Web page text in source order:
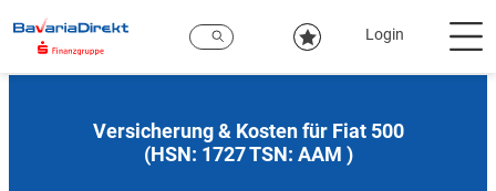
Hauptinhalt
Login
Versicherung & Kosten für Fiat 500
(HSN: 1727 TSN: AAM )